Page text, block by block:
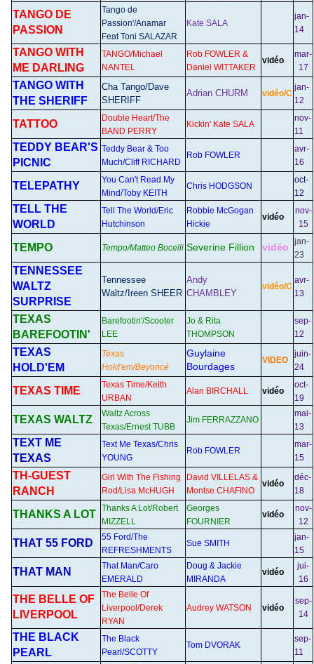
TANGO DE
PASSION
Tango de
Passion'/Anamar
Feat Toni SALAZAR
Kate SALA
jan-
14
TANGO WITH
ME DARLING
TANGO/Michael
NANTEL
Rob FOWLER &
Daniel WITTAKER
vidéo
mar-
17
TANGO WITH
THE SHERIFF
Cha Tango/Dave
SHERIFF
Adrian CHURM vidéo/C
jan-
12
TATTOO
Double Heart/The
BAND PERRY
Kickin' Kate SALA
nov-
11
TEDDY BEAR'S
PICNIC
Teddy Bear & Too
Much/Cliff RICHARD
Rob FOWLER
avr-
16
TELEPATHY
You Can't Read My
Mind/Toby KEITH
Chris HODGSON
oct-
12
TELL THE
WORLD
Tell The World/Eric
Hutchinson
Robbie McGogan
Hickie
vidéo
nov-
15
TEMPO Tempo/Matteo Bocelli Severine Fillion vidéo
jan-
23
TENNESSEE
WALTZ
SURPRISE
Tennessee
Waltz/Ireen SHEER
Andy
CHAMBLEY
vidéo/C
avr-
13
TEXAS
BAREFOOTIN'
Barefootin'/Scooter
LEE
Jo & Rita
THOMPSON
sep-
12
TEXAS
HOLD'EM
Texas
Hold'em/Beyoncé
Guylaine
Bourdages
VIDEO
juin-
24
TEXAS TIME
Texas Time/Keith
URBAN
Alan BIRCHALL vidéo
oct-
19
TEXAS WALTZ
Waltz Across
Texas/Ernest TUBB
Jim FERRAZZANO
mai-
13
TEXT ME
TEXAS
Text Me Texas/Chris
YOUNG
Rob FOWLER
mar-
15
TH-GUEST
RANCH
Girl With The Fishing
Rod/Lisa McHUGH
David VILLELAS &
Montse CHAFINO
vidéo
déc-
18
THANKS A LOT Thanks A Lot/Robert
MIZZELL
Georges
FOURNIER
vidéo
nov-
12
THAT 55 FORD
55 Ford/The
REFRESHMENTS
Sue SMITH
jan-
15
THAT MAN
That Man/Caro
EMERALD
Doug & Jackie
MIRANDA
vidéo
jui-
16
THE BELLE OF
LIVERPOOL
The Belle Of
Liverpool/Derek
RYAN
Audrey WATSON vidéo
sep-
14
THE BLACK
PEARL
The Black
Pearl/SCOTTY
Tom DVORAK
sep-
11